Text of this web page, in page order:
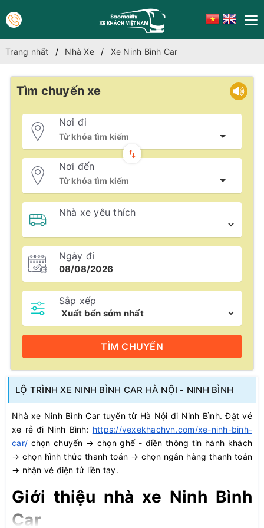
Trang nhất Nhà Xe Xe Ninh Bình Car
Tìm chuyến xe
Nơi đi
Nơi đến
Nhà xe yêu thích
Ngày đi
Sắp xếp
TÌM CHUYẾN
LỘ TRÌNH XE NINH BÌNH CAR HÀ NỘI - NINH BÌNH
Nhà xe Ninh Bình Car tuyến từ Hà Nội đi Ninh Bình. Đặt vé
xe rẻ đi Ninh Bình: https://vexekhachvn.com/xe-ninh-binh-
car/ chọn chuyến → chọn ghế - điền thông tin hành khách
→ chọn hình thức thanh toán → chọn ngân hàng thanh toán
→ nhận vé điện tử liền tay.
Giới thiệu nhà xe Ninh Bình
Car